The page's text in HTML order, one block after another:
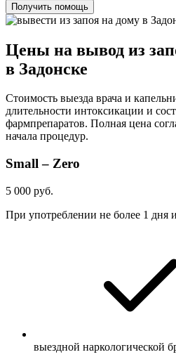
Получить помощь
Цены на вывод из
в Задонске
Стоимость выезда врача и
длительности интоксикации и
фармпрепаратов. Полная цена
начала процедур.
Small – Zero
5 000 руб.
При употреблении не более 1 дня
выездной наркологической